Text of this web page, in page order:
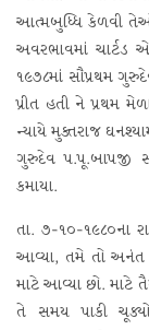
આત્મબુધ્ધિ કેળવી
અવરભાવમાં ચાર્ટડ
૧૯૭૮માં સૌપ્રથમ
પ્રીત હતી ને પ્રથમ
ન્યાયે મુક્તરાજ
ગુરુદેવ પ.પૂ.બાપજી
કમાયા.
તા. ૭-૧૦-૧૯૮૦ના
આવ્યા, તમે તો અનંત
માટે આવ્યા છો. માટે
તે સમય પાકી